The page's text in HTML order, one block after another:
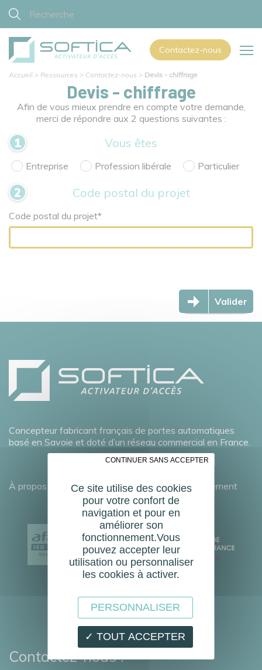
Contactez-nous
Accueil > Ressources > Contactez-nous > Devis - chiffrage
Devis - chiffrage
Afin de vous mieux prendre en compte votre demande,
merci de répondre aux 2 questions suivantes :
Vous êtes
Entreprise Profession libérale Particulier
Code postal du projet
Code postal du projet*
Valider
Concepteur fabricant français de portes automatiques
basé en Savoie et doté d’un réseau commercial en France.
À propos Développement durable Recrutement
EN
16005
Contactez-nous :
Ce site utilise des cookies
pour votre confort de
navigation et pour en
améliorer son
fonctionnement.Vous
pouvez accepter leur
utilisation ou personnaliser
les cookies à activer.
✓ TOUT ACCEPTER
✗ CONTINUER SANS ACCEPTER
PERSONNALISER